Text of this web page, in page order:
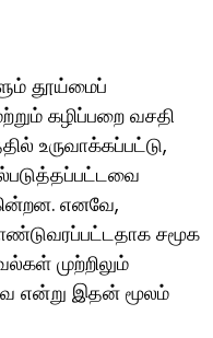
தூய்மைப்
கழிப்பறை வசதி
உருவாக்கப்பட்டு,
எனவே,
சமூக
முற்றிலும்
என்று இதன் மூலம்